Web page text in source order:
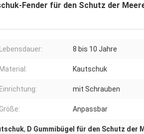
Fender für den Schutz der
Lebensdauer: 8 bis 10 Jahre
Material: Kautschuk
Einrichtung: mit Schrauben
Größe: Anpassbar
, D Gummibügel für den Schutz der